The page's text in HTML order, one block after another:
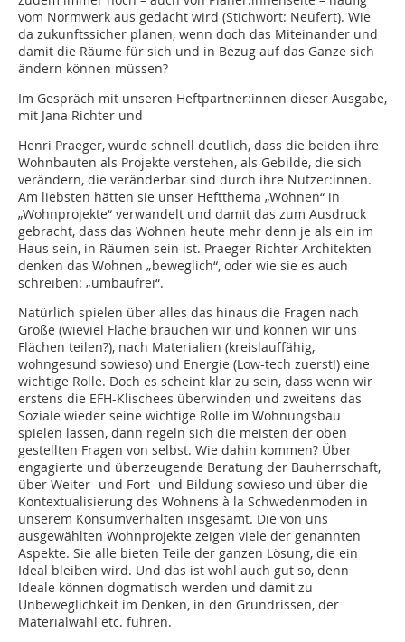
vom Normwerk aus gedacht wird (Stichwort: Neufert). Wie
da zukunftssicher planen, wenn doch das Miteinander und
damit die Räume für sich und in Bezug auf das Ganze sich
ändern können müssen?
Im Gespräch mit unseren Heftpartner:innen dieser Ausgabe,
mit Jana Richter und
Henri Praeger, wurde schnell deutlich, dass die beiden ihre
Wohnbauten als Projekte verstehen, als Gebilde, die sich
verändern, die veränderbar sind durch ihre Nutzer:innen.
Am liebsten hätten sie unser Heftthema „Wohnen“ in
„Wohnprojekte“ verwandelt und damit das zum Ausdruck
gebracht, dass das Wohnen heute mehr denn je als ein im
Haus sein, in Räumen sein ist. Praeger Richter Architekten
denken das Wohnen „beweglich“, oder wie sie es auch
schreiben: „umbaufrei“.
Natürlich spielen über alles das hinaus die Fragen nach
Größe (wieviel Fläche brauchen wir und können wir uns
Flächen teilen?), nach Materialien (kreislauffähig,
wohngesund sowieso) und Energie (Low-tech zuerst!) eine
wichtige Rolle. Doch es scheint klar zu sein, dass wenn wir
erstens die EFH-Klischees überwinden und zweitens das
Soziale wieder seine wichtige Rolle im Wohnungsbau
spielen lassen, dann regeln sich die meis­ten der oben
gestellten Fragen von selbst. Wie dahin kommen? Über
engagierte und überzeugende Beratung der Bauherrschaft,
über Weiter- und Fort- und Bildung sowieso und über die
Kontextualisierung des Wohnens à la Schwedenmoden in
unserem Konsumverhalten insgesamt. Die von uns
ausgewählten Wohnprojekte zeigen viele der genannten
Aspekte. Sie alle bieten Teile der ganzen Lösung, die ein
Ideal bleiben wird. Und das ist wohl auch gut so, denn
Ideale können dogmatisch werden und damit zu
Unbeweglichkeit im Denken, in den Grundrissen, der
Materialwahl etc. führen.